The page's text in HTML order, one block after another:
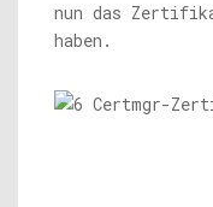
nun das
haben.